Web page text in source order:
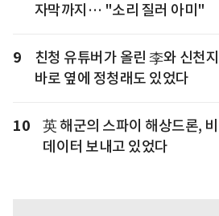
자막까지… "소리 질러 아미"
9
친청 유튜버가 올린 李와 신천
바로 옆에 정청래도 있었다
10
英 해군의 스파이 해상드론,
데이터 보내고 있었다